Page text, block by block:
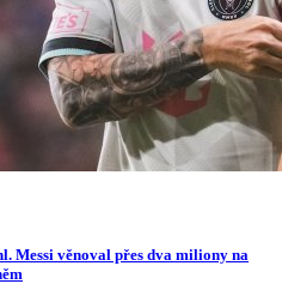
Messi věnoval přes dva miliony na